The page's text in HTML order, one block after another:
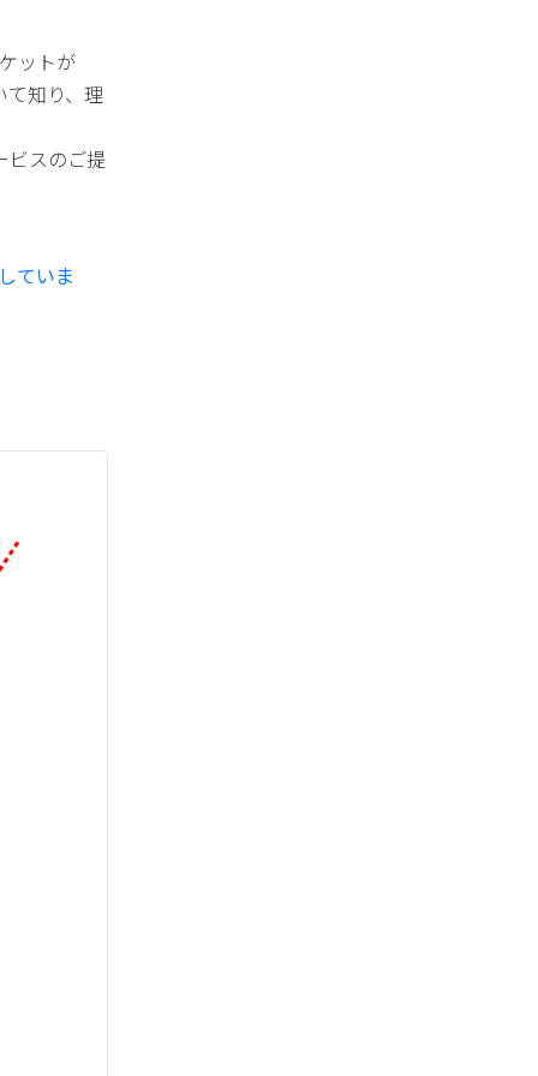
ットが
て知り、理
ビスのご提
ていま